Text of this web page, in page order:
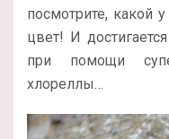
посмотрите, какой
цвет! И
при помощи
хлореллы…